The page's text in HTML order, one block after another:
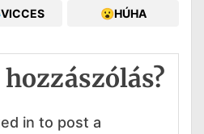
😮HÚHA
in to post a